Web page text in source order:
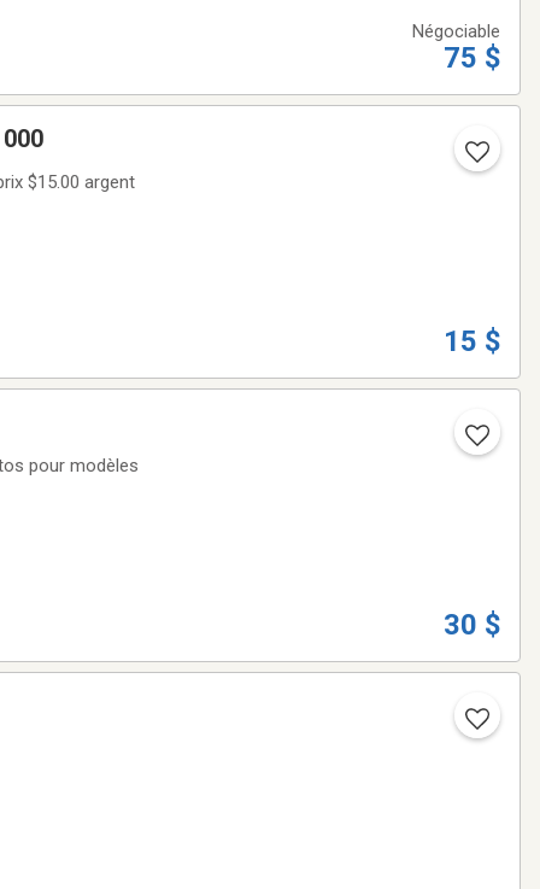
Négociable
75 $
Dell 1000
15 $
pour modèles
30 $